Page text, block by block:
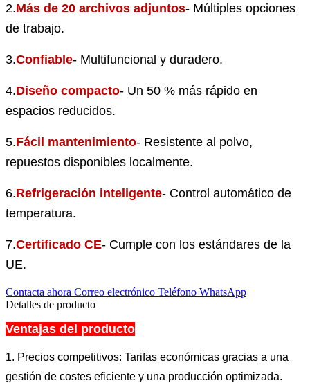
2.Más de 20 archivos adjuntos- Múltiples opciones
de trabajo.
3.Confiable- Multifuncional y duradero.
4.Diseño compacto- Un 50 % más rápido en
espacios reducidos.
5.Fácil mantenimiento- Resistente al polvo,
repuestos disponibles localmente.
6.Refrigeración inteligente- Control automático de
temperatura.
7.Certificado CE- Cumple con los estándares de la
UE.
Contacta ahora Correo electrónico Teléfono WhatsApp
Detalles de producto
Ventajas del producto
1. Precios competitivos: Tarifas económicas gracias a una
gestión de costes eficiente y una producción optimizada.